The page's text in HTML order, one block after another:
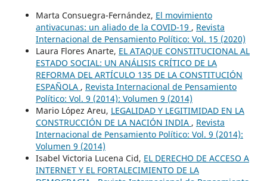
Marta Consuegra-Fernández, El movimiento
antivacunas: un aliado de la COVID-19 , Revista
Internacional de Pensamiento Político: Vol. 15 (2020)
Laura Flores Anarte, EL ATAQUE CONSTITUCIONAL AL
ESTADO SOCIAL: UN ANÁLISIS CRÍTICO DE LA
REFORMA DEL ARTÍCULO 135 DE LA CONSTITUCIÓN
ESPAÑOLA , Revista Internacional de Pensamiento
Político: Vol. 9 (2014): Volumen 9 (2014)
Mario López Areu, LEGALIDAD Y LEGITIMIDAD EN LA
CONSTRUCCIÓN DE LA NACIÓN INDIA , Revista
Internacional de Pensamiento Político: Vol. 9 (2014):
Volumen 9 (2014)
Isabel Victoria Lucena Cid, EL DERECHO DE ACCESO A
INTERNET Y EL FORTALECIMIENTO DE LA